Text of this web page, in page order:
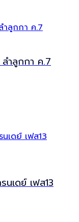
ำลูกกา ค.7
นเดย์ เฟส13